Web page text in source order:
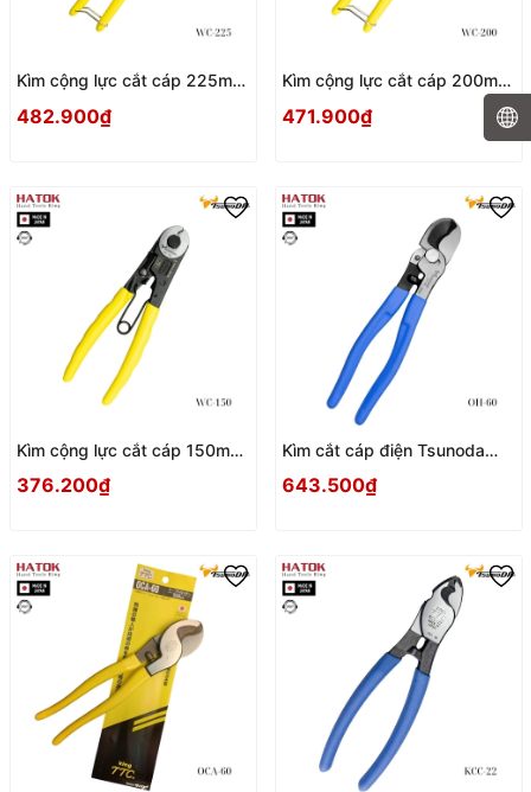
Kìm cộng lực cắt cáp 225mm
482.900₫
Kìm cộng lực cắt cáp 200mm
Tsunoda WC-200 Nhật Bản
471.900₫
Kìm cộng lực cắt cáp 150mm
376.200₫
Kìm cắt cáp điện Tsunoda
643.500₫